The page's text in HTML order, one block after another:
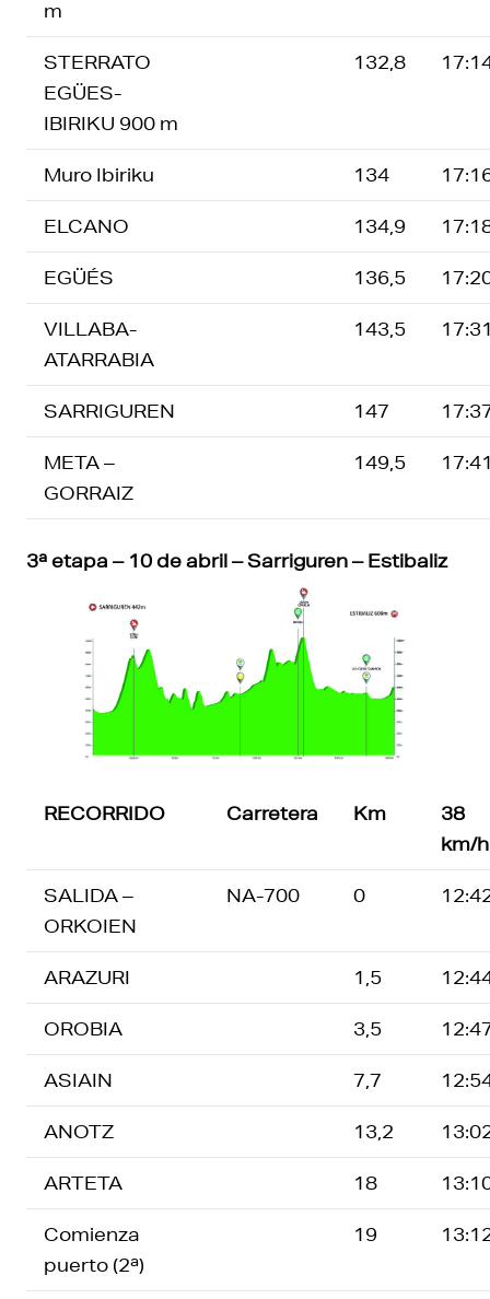
m
STERRATO
EGÜES-
IBIRIKU 900 m
132,8
Muro Ibiriku 134
ELCANO 134,9
EGÜÉS 136,5
VILLABA-
ATARRABIA
143,5
SARRIGUREN 147
META –
GORRAIZ
149,5
3ª etapa – 10 de abril – Sarriguren – Estibaliz
RECORRIDO Carretera Km
38
km/h
SALIDA –
ORKOIEN
NA-700 0
ARAZURI 1,5
OROBIA 3,5
ASIAIN 7,7
ANOTZ 13,2
ARTETA 18
Comienza
puerto (2ª)
19